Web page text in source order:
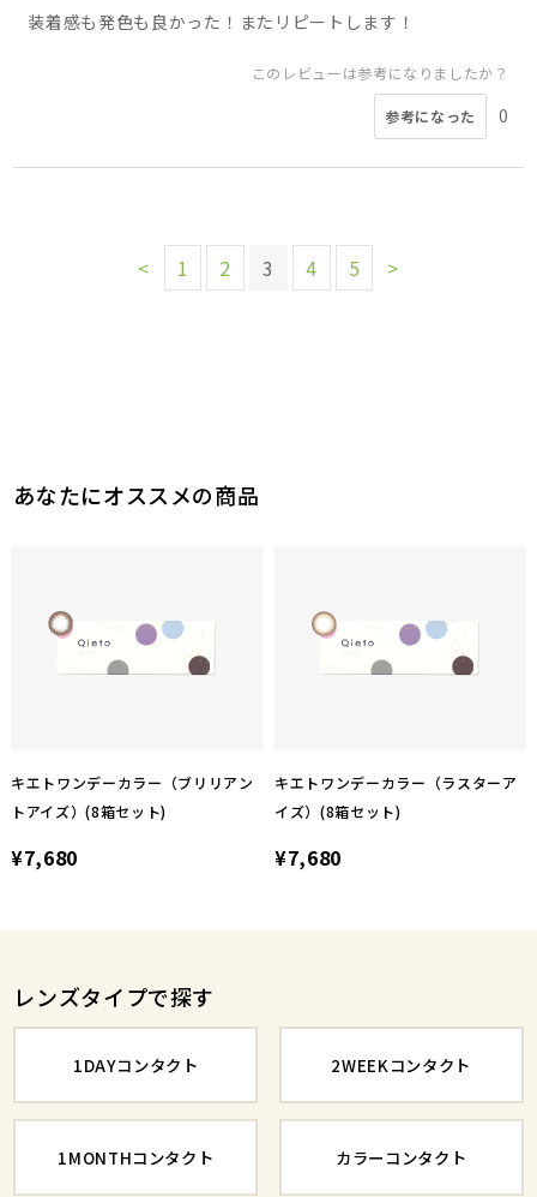
装着感も発色も良かった！またリピートします！
このレビューは参考になりましたか？
参考になった 0
< 1 2 3 4 5 >
あなたにオススメの商品
キエトワンデーカラー（ブリリアン
トアイズ）(8箱セット)
¥7,680
キエトワンデーカラー（ラスターア
イズ）(8箱セット)
¥7,680
レンズタイプで探す
1DAYコンタクト 2WEEKコンタクト
1MONTHコンタクト カラーコンタクト